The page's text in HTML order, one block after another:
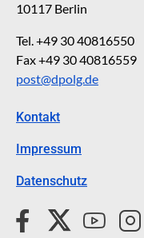
10117 Berlin
Tel. +49 30 40816550
Fax +49 30 40816559
post@dpolg.de
Kontakt
Impressum
Datenschutz